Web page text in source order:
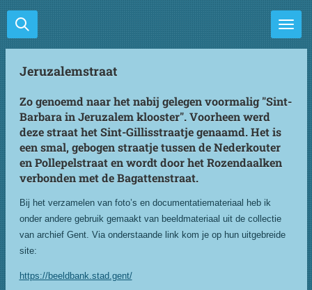
Ga
direct
naar
hoofdinhoud
Jeruzalemstraat
Zo genoemd naar het nabij gelegen voormalig "Sint-
Barbara in Jeruzalem klooster". Voorheen werd
deze straat het Sint-Gillisstraatje genaamd. Het is
een smal, gebogen straatje tussen de Nederkouter
en Pollepelstraat en wordt door het Rozendaalken
verbonden met de Bagattenstraat.
Bij het verzamelen van foto’s en documentatiemateriaal heb ik
onder andere gebruik gemaakt van beeldmateriaal uit de collectie
van archief Gent. Via onderstaande link kom je op hun uitgebreide
site:
https://beeldbank.stad.gent/